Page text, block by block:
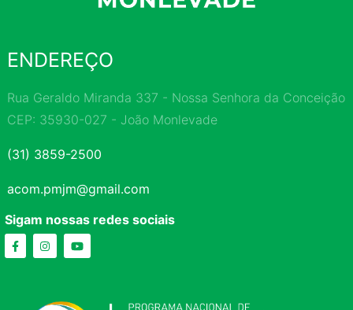
ENDEREÇO
Rua Geraldo Miranda 337 - Nossa Senhora da Conceição
CEP: 35930-027 - João Monlevade
(31) 3859-2500
acom.pmjm@gmail.com
Sigam nossas redes sociais